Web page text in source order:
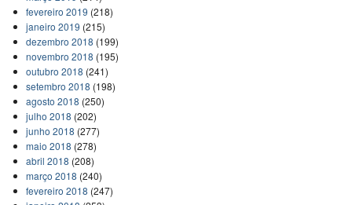
fevereiro 2019 (218)
janeiro 2019 (215)
dezembro 2018 (199)
novembro 2018 (195)
outubro 2018 (241)
setembro 2018 (198)
agosto 2018 (250)
julho 2018 (202)
junho 2018 (277)
maio 2018 (278)
abril 2018 (208)
março 2018 (240)
fevereiro 2018 (247)